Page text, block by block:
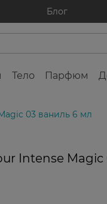
Блог
Тело Парфюм
03 ваниль 6 мл
Intense Magic